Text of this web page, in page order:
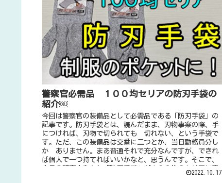
警察官必需品 １００均セリアの防刃手袋の
紹介￼
今回は警察官の装備品として必需品である「防刃手袋」の
記事です。防刃手袋とは、読んだまま、刃物事案の際、手
につければ、刃物で切られても 切れない、という手袋で
す。ただ、この装備品は交番に二つとか、当日勤務員分し
か ありません。まあ普通それで充分なんですが、できれ
ば個人で一つ持てればいいかなと、思うんです。そこで、
今日の記事！なんと「防刃手袋」が１００均のセリアに売
っているんです！！しかも ひとつ１１０円！両手分買っ
2022.10.17